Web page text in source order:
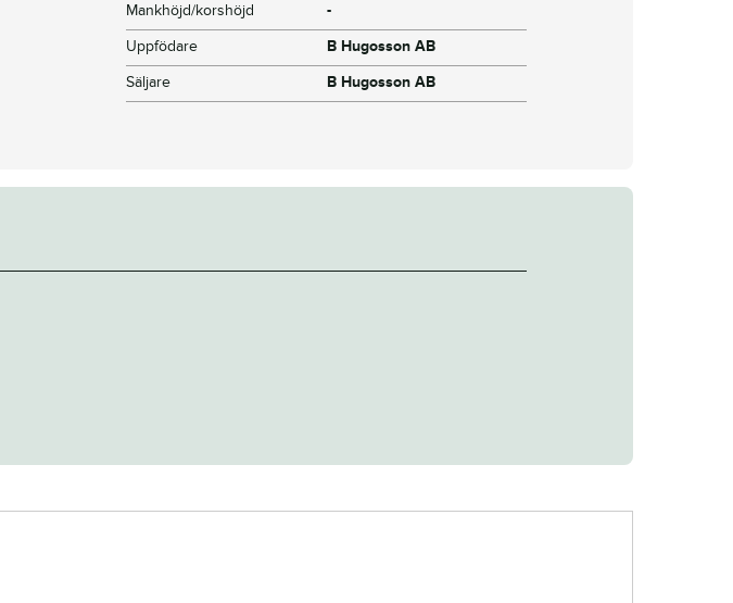
Mankhöjd/korshöjd
-
Uppfödare
B Hugosson AB
Säljare
B Hugosson AB